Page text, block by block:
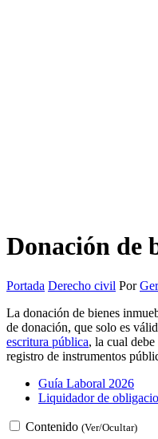
Donación de
Portada Derecho civil Por
La donación de bienes
de donación, que solo es
escritura pública, la cual
registro de instrumentos
Guía Laboral 2026
Liquidador de
Contenido (Ver/Ocultar)